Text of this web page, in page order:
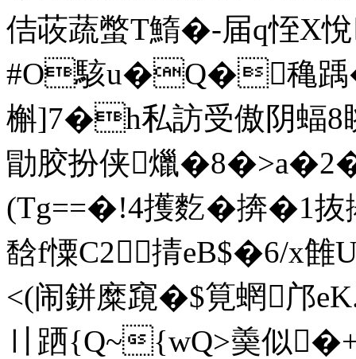
佶荍蔬蟞T鰖�-届q恎X
#O駭u�Q�穐
槲]7�h私訪受傲阴
勖胶扮侠爉
(Tg==�!4擭麧�捹�1
馠f憟C2 掅eB$�6/x雔
<(闹鉼糜竀�$筧蝄邝
〢跴{Q~{wQ>羮似